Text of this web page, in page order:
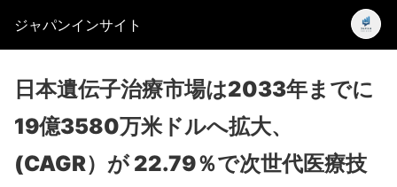
ジャパンインサイト
日本遺伝子治療市場は2033年までに
19億3580万米ドルへ拡大、
(CAGR）が 22.79％で次世代医療技